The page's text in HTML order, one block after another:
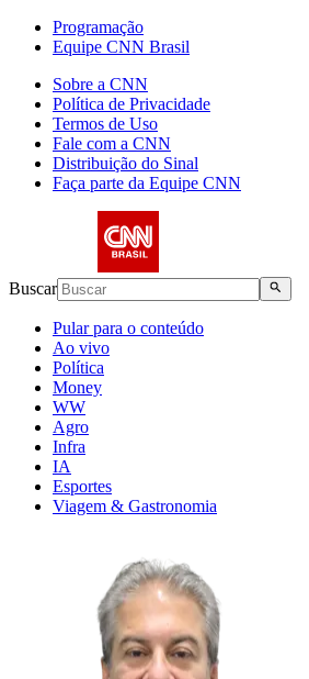
Programação
Equipe CNN Brasil
Sobre a CNN
Política de Privacidade
Termos de Uso
Fale com a CNN
Distribuição do Sinal
Faça parte da Equipe CNN
Buscar
Pular para o conteúdo
Ao vivo
Política
Money
WW
Agro
Infra
IA
Esportes
Viagem & Gastronomia